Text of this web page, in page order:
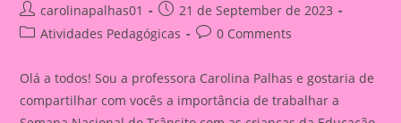
Post
author:
carolinapalhas01
Post
published:
21 de September de 2023
PostAtividades Pedagógicas
Post0 Comments
Olá a todos! Sou a professora Carolina Palhas e gostaria de
compartilhar com vocês a importância de trabalhar a